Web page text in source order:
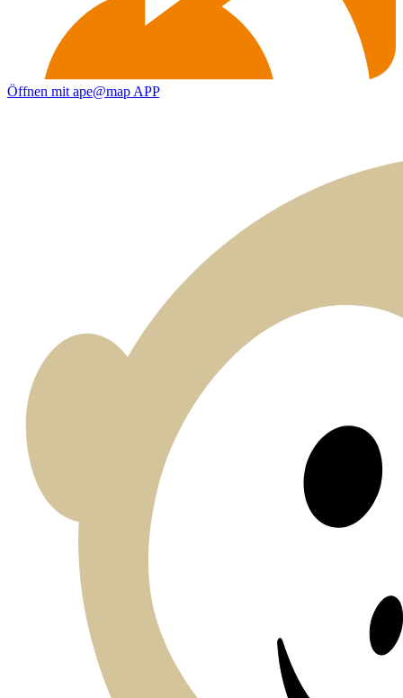
Öffnen mit ape@map APP